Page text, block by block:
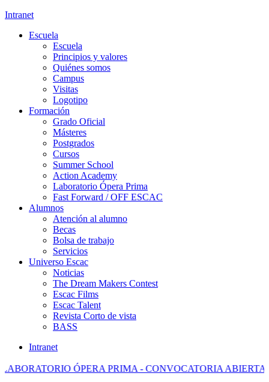
Intranet
Escuela
Escuela
Principios y valores
Quiénes somos
Campus
Visitas
Logotipo
Formación
Grado Oficial
Másteres
Postgrados
Cursos
Summer School
Action Academy
Laboratorio Ópera Prima
Fast Forward / OFF ESCAC
Alumnos
Atención al alumno
Becas
Bolsa de trabajo
Servicios
Universo Escac
Noticias
The Dream Makers Contest
Escac Films
Escac Talent
Revista Corto de vista
BASS
Intranet
ÓPERA PRIMA - CONVOCATORIA ABIERTA